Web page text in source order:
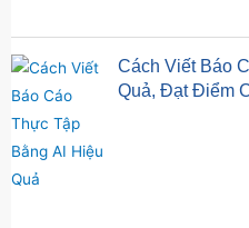
Cách Viết Báo
Quả, Đạt Điểm